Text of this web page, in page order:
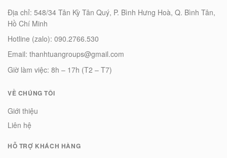
Địa chỉ: 548/34 Tân Kỳ Tân Quý, P. Bình Hưng Hoà, Q. Bình Tân,
Hồ Chí Minh
Hotline (zalo): 090.2766.530
Email: thanhtuangroups@gmail.com
Giờ làm việc: 8h – 17h (T2 – T7)
VỀ CHÚNG TÔI
Giới thiệu
Liên hệ
HỖ TRỢ KHÁCH HÀNG